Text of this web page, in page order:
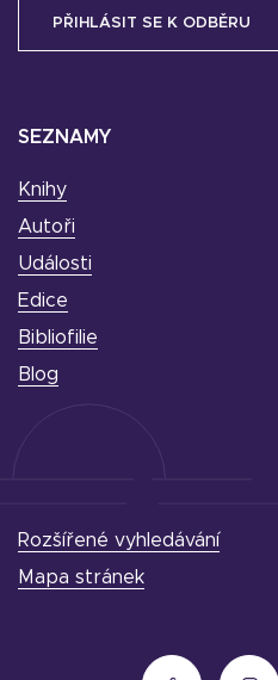
SEZNAMY
Knihy
Autoři
Události
Edice
Bibliofilie
Blog
Rozšířené vyhledávání
Mapa stránek